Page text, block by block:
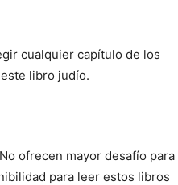
cualquier capítulo de los
libro judío.
ofrecen mayor desafío para
para leer estos libros